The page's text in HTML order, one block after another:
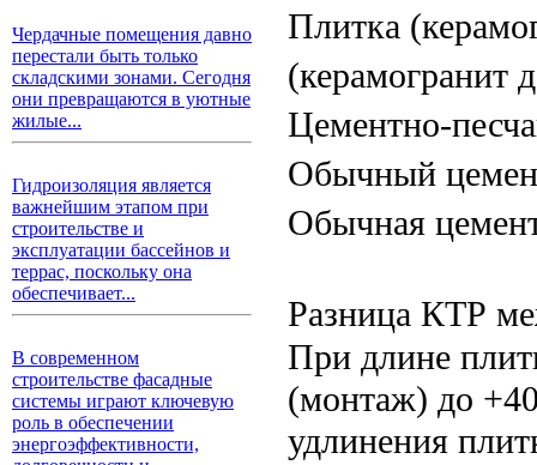
Чердачные помещения давно
перестали быть только
складскими зонами. Сегодня
они превращаются в уютные
жилые...
Гидроизоляция является
важнейшим этапом при
строительстве и
эксплуатации бассейнов и
террас, поскольку она
обеспечивает...
В современном
строительстве фасадные
системы играют ключевую
роль в обеспечении
энергоэффективности,
Плитка
(керамогранит
Цементно-
Обычный
Обычная
Разница КТР
При длине
(монтаж) до
удлинения